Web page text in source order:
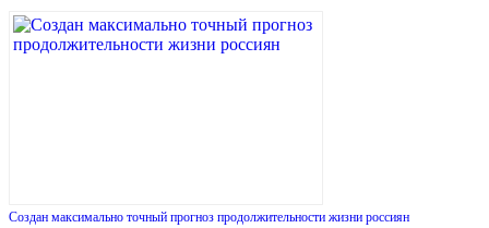
Создан максимально точный прогноз продолжительности жизни россиян